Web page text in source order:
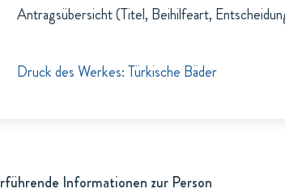
Antragsübersicht (Titel, Beihilfeart,
Druck des Werkes: Türkische Bäder
Informationen zur Person